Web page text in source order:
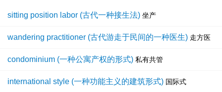
sitting position labor (古代一种接生法) 坐产
wandering practitioner (古代游走于民间的一种医生) 走方医
condominium (一种公寓产权的形式) 私有共管
international style (一种功能主义的建筑形式) 国际式